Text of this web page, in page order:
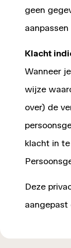
geen
Klacht
Wanneer
wijze
over) de
klacht in
Deze
aangepast